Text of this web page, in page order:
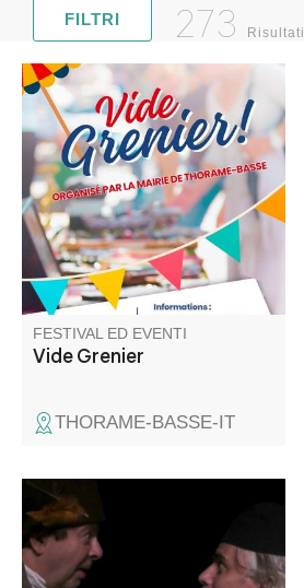
FILTRI 273 Risultati
Venez chiner dans les rues et
places du village. Jouets,
objets de décoration, livres,
vêtements
FESTIVAL ED EVENTI
Vide Grenier
THORAME-BASSE-IT
Comment évoquer plus de
2000 ans de théâtre en 60
minutes ? C'est le défi relevé